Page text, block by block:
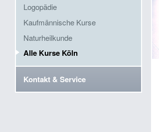
Logopädie
Kaufmännische Kurse
Naturheilkunde
Alle Kurse Köln
Kontakt & Service